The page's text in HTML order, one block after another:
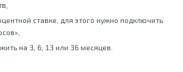
ставке, для этого нужно подключить
на 3, 6, 13 или 36 месяцев.